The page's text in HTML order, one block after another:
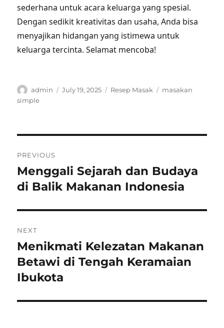
sederhana untuk acara keluarga yang spesial.
Dengan sedikit kreativitas dan usaha, Anda bisa
menyajikan hidangan yang istimewa untuk
keluarga tercinta. Selamat mencoba!
Author
admin
Posted
July 19, 2025 Categories
Resep Masak Tags
masakan
simple
navigation
PREVIOUS
Previous
post:
Menggali Sejarah dan Budaya
di Balik Makanan Indonesia
NEXT
Next
post:
Menikmati Kelezatan Makanan
Betawi di Tengah Keramaian
Ibukota